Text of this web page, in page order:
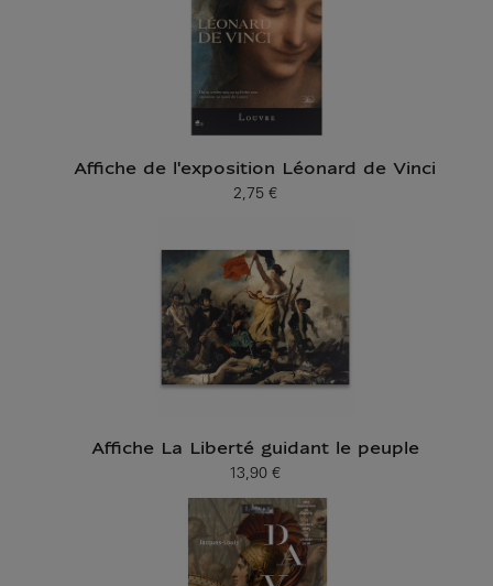
Affiche de l'exposition Léonard de Vinci
Prix ​​actuel
2,75 €
Affiche La Liberté guidant le peuple
Prix ​​actuel
13,90 €